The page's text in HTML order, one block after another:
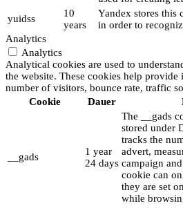
yuidss
10
years
Yandex stores this
in order to
Analytics
Analytics
Analytical cookies are used to
the website. These cookies help
number of visitors, bounce rate, traffic
Cookie
Dauer
__gads
1 year
24 days
The __gads
stored under
tracks the
advert,
campaign
cookie can
they are set
while